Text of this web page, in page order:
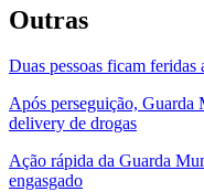
Outras
Duas pessoas ficam
Após perseguição, Guarda
delivery de drogas
Ação rápida da Guarda
engasgado